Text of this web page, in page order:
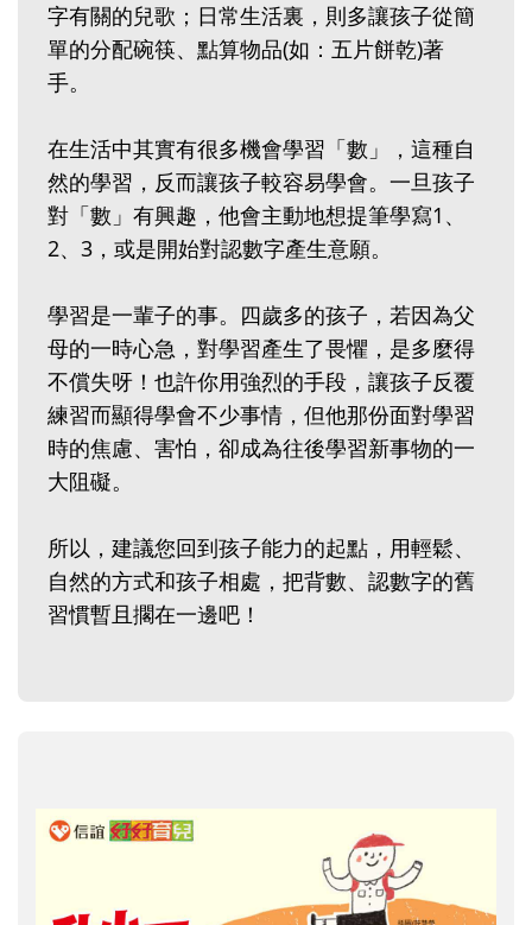
字有關的兒歌；日常生活裏，則多讓孩子從簡
單的分配碗筷、點算物品(如：五片餅乾)著
手。
在生活中其實有很多機會學習「數」，這種自
然的學習，反而讓孩子較容易學會。一旦孩子
對「數」有興趣，他會主動地想提筆學寫1、
2、3，或是開始對認數字產生意願。
學習是一輩子的事。四歲多的孩子，若因為父
母的一時心急，對學習產生了畏懼，是多麼得
不償失呀！也許你用強烈的手段，讓孩子反覆
練習而顯得學會不少事情，但他那份面對學習
時的焦慮、害怕，卻成為往後學習新事物的一
大阻礙。
所以，建議您回到孩子能力的起點，用輕鬆、
自然的方式和孩子相處，把背數、認數字的舊
習慣暫且擱在一邊吧！